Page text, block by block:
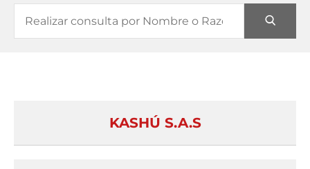
KASHÚ S.A.S